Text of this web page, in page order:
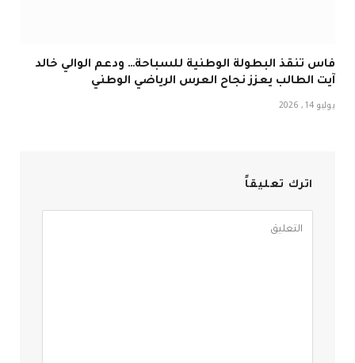
فاس تنقذ البطولة الوطنية للسباحة… ودعم الوالي خالد
آيت الطالب يعزز نجاح العرس الرياضي الوطني
يوليو 14, 2026
اترك تعليقاً